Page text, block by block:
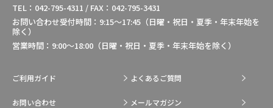
TEL：042-795-4311 / FAX：042-795-3431
お問い合わせ受付時間：9:15～17:45（日曜・祝日・夏季・年末年始を
除く）
営業時間：9:00～18:00（日曜・祝日・夏季・年末年始を除く）
ご利用ガイド よくあるご質問
お問い合わせ メールマガジン